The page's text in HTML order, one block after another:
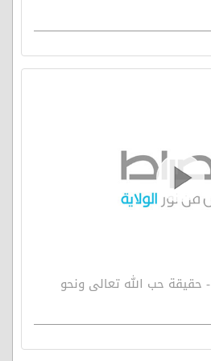
مصباح الهداية 280 - حقيقة حب الله تعالى ونحو